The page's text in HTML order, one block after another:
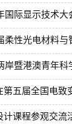
国际显示技术
柔性光电材料
岸暨港澳青年
五届全国电致
计课程参观交流